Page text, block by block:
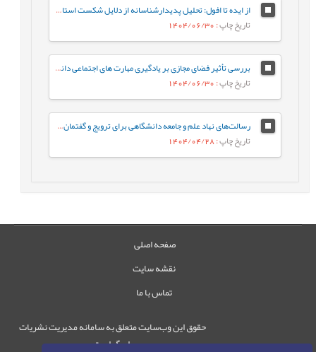
از ایده تا افول: تحلیل پدیدارشناسانه از دلایل شکست استارت‌آپ‌های ایرانی
تاریخ چاپ: 1404/06/30
بررسی تأثیر فضای مجازی بر یادگیری مهارت های اجتماعی دانش آموزان از دیدگاه معلمان (مطالعه موردی: شهرستان هامون)
تاریخ چاپ: 1404/06/30
رسالت‌های نهاد علم و جامعه دانشگاهی برای ترویج و گفتمان‌سازی الگوی پیشرفت
تاریخ چاپ: 1404/04/28
صفحه اصلی
نقشه سایت
تماس با ما
حقوق این وب‌سایت متعلق به سامانه مدیریت نشریات
رایمگ است.